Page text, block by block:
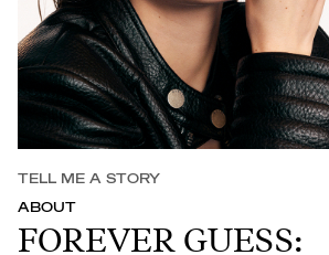
TELL ME A STORY
ABOUT
FOREVER GUESS: